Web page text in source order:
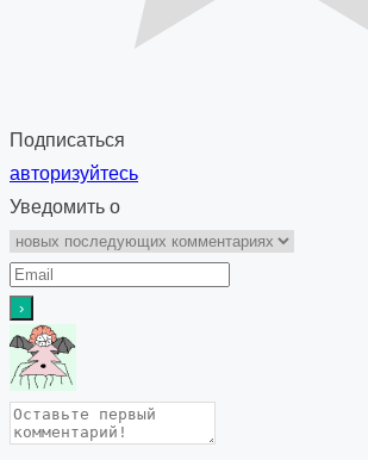
Подписаться
авторизуйтесь
Уведомить о